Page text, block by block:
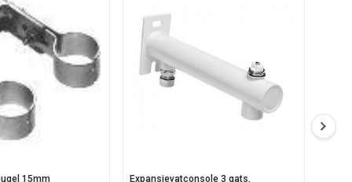
15mm
Expansievatconsole 3 gats,